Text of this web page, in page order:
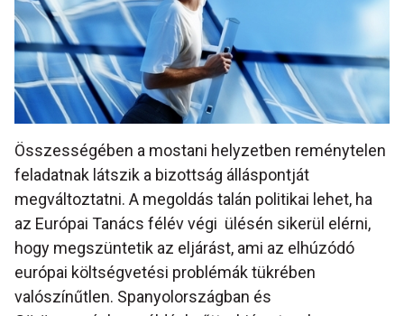
Összességében a mostani helyzetben reménytelen
feladatnak látszik a bizottság álláspontját
megváltoztatni. A megoldás talán politikai lehet, ha
az Európai Tanács félév végi ülésén sikerül elérni,
hogy megszüntetik az eljárást, ami az elhúzódó
európai költségvetési problémák tükrében
valószínűtlen. Spanyolországban és